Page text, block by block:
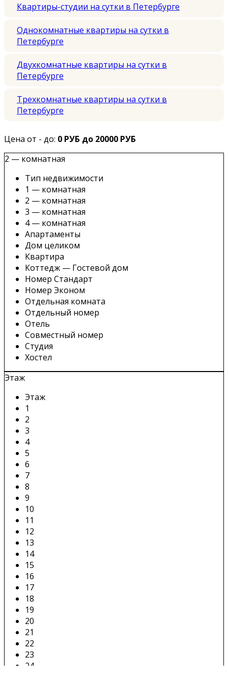
Квартиры-студии на сутки в Петербурге
Однокомнатные квартиры на сутки в
Петербурге
Двухкомнатные квартиры на сутки в
Петербурге
Трехкомнатные квартиры на сутки в
Петербурге
Цена от - до: 0 РУБ до 20000 РУБ
2 — комнатная
Тип недвижимости
1 — комнатная
2 — комнатная
3 — комнатная
4 — комнатная
Апартаменты
Дом целиком
Квартира
Коттедж — Гостевой дом
Номер Стандарт
Номер Эконом
Отдельная комната
Отдельный номер
Отель
Совместный номер
Студия
Хостел
Этаж
Этаж
1
2
3
4
5
6
7
8
9
10
11
12
13
14
15
16
17
18
19
20
21
22
23
24